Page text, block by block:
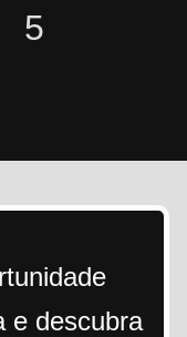
5
e descubra